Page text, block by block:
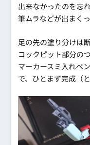
出来なかったのを忘
筆ムラなどが出まく
足の先の塗り分けは断
コックピット部分の
マーカースミ入れペン
で、ひとまず完成（